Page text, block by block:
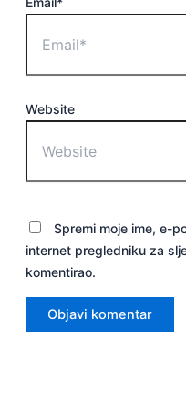
Website
Spremi moje ime, e-
internet pregledniku za
komentirao.